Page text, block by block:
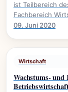
ist Teilbereich
Fachbereich
09. Juni 2020
Wirtschaft
Wachstums- und